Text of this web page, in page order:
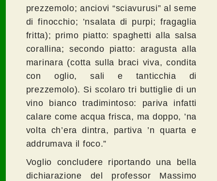
prezzemolo; anciovi “sciavurusi” al seme
di finocchio; ’nsalata di purpi; fragaglia
fritta); primo piatto: spaghetti alla salsa
corallina; secondo piatto: aragusta alla
marinara (cotta sulla braci viva, condita
con oglio, sali e tanticchia di
prezzemolo). Si scolaro tri buttiglie di un
vino bianco tradimintoso: pariva infatti
calare come acqua frisca, ma doppo, ’na
volta ch’era dintra, partiva ’n quarta e
addrumava il foco.”
Voglio concludere riportando una bella
dichiarazione del professor Massimo